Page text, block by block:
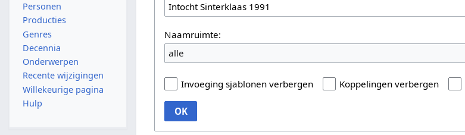
Naamruimte:
alle
Invoeging sjablonen verbergen Koppelingen verbergen
OK
Personen
Producties
Genres
Decennia
Onderwerpen
Recente wijzigingen
Willekeurige pagina
Hulp